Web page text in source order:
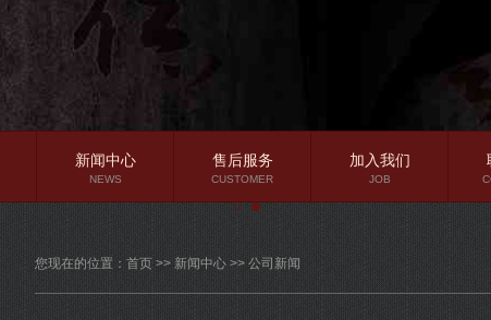
行业资讯
常见问题
新闻中心
NEWS
售后服务
CUSTOMER
加入我们
JOB
您现在的位置： 首页 >> 新闻中心 >> 公司新闻